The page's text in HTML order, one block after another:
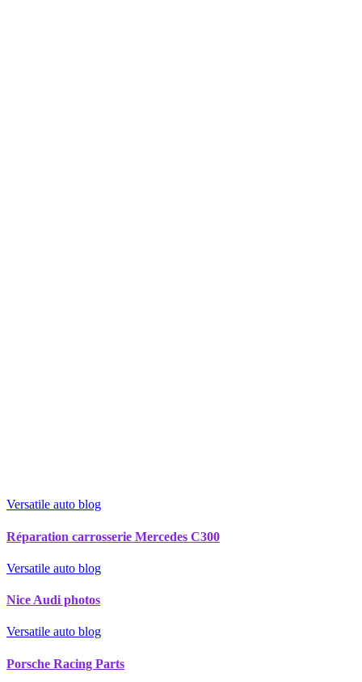
Versatile auto blog
Réparation carrosserie Mercedes C300
Versatile auto blog
Nice Audi photos
Versatile auto blog
Porsche Racing Parts